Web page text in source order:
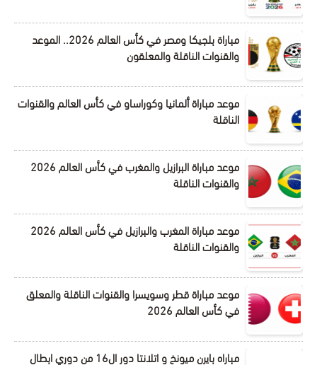
مباراة بلجيكا ومصر في كأس العالم 2026.. الموعد
والقنوات الناقلة والمعلقون
موعد مباراة ألمانيا وكوراساو في كأس العالم والقنوات
الناقلة
موعد مباراة البرازيل والمغرب في كأس العالم 2026
والقنوات الناقلة
موعد مباراة المغرب والبرازيل في كأس العالم 2026
والقنوات الناقلة
موعد مباراة قطر وسويسرا والقنوات الناقلة والمعلق
في كأس العالم 2026
مباراه بايرن ميونخ و اتلانتا دور ال16 من دوري ابطال